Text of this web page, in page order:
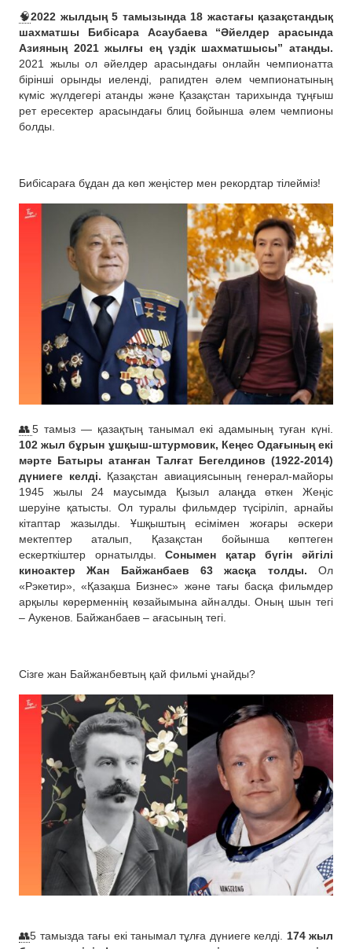
🧠2022 жылдың 5 тамызында 18 жастағы қазақстандық
шахматшы Бибісара Асаубаева “Әйелдер арасында
Азияның 2021 жылғы ең үздік шахматшысы” атанды.
2021 жылы ол әйелдер арасындағы онлайн чемпионатта
бірінші орынды иеленді, рапидтен әлем чемпионатының
күміс жүлдегері атанды және Қазақстан тарихында тұңғыш
рет ересектер арасындағы блиц бойынша әлем чемпионы
болды.
Бибісараға бұдан да көп жеңістер мен рекордтар тілейміз!
👥5 тамыз — қазақтың танымал екі адамының туған күні.
102 жыл бұрын ұшқыш-штурмовик, Кеңес Одағының екі
мәрте Батыры атанған Талғат Бегелдинов (1922-2014)
дүниеге келді. Қазақстан авиациясының генерал-майоры
1945 жылы 24 маусымда Қызыл алаңда өткен Жеңіс
шеруіне қатысты. Ол туралы фильмдер түсіріліп, арнайы
кітаптар жазылды. Ұшқыштың есімімен жоғары әскери
мектептер аталып, Қазақстан бойынша көптеген
ескерткіштер орнатылды.Сонымен қатар бүгін әйгілі
киноактер Жан Байжанбаев 63 жасқа толды. Ол
«Рэкетир», «Қазақша Бизнес» және тағы басқа фильмдер
арқылы көрерменнің көзайымына айналды. Оның шын тегі
– Аукенов. Байжанбаев – ағасының тегі.
Сізге жан Байжанбевтың қай фильмі ұнайды?
👥5 тамызда тағы екі танымал тұлға дүниеге келді. 174 жыл